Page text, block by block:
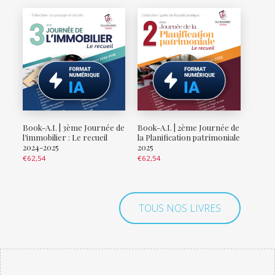
Book-A.I. | 3ème Journée de
l’immobilier : Le recueil
2024-2025
€62,54
Book-A.I. | 2ème Journée de
la Planification patrimoniale
2025
€62,54
TOUS NOS LIVRES